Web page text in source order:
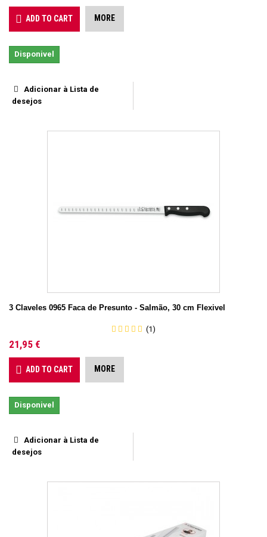
ADD TO CART MORE
Disponivel
Adicionar à Lista de
desejos
3 Claveles 0965 Faca de Presunto - Salmão, 30 cm Flexivel
(1)
21,95 €
ADD TO CART MORE
Disponivel
Adicionar à Lista de
desejos